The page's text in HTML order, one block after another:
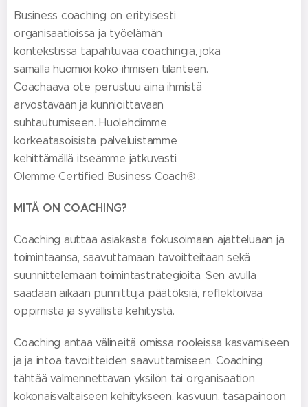
Business coaching on erityisesti
organisaatioissa ja työelämän
kontekstissa tapahtuvaa coachingia, joka
samalla huomioi koko ihmisen tilanteen.
Coachaava ote perustuu aina ihmistä
arvostavaan ja kunnioittavaan
suhtautumiseen. Huolehdimme
korkeatasoisista palveluistamme
kehittämällä itseämme jatkuvasti.
Olemme Certified Business Coach® .
MITÄ ON COACHING?
Coaching auttaa asiakasta fokusoimaan ajatteluaan ja
toimintaansa, saavuttamaan tavoitteitaan sekä
suunnittelemaan toimintastrategioita. Sen avulla
saadaan aikaan punnittuja päätöksiä, reflektoivaa
oppimista ja syvällistä kehitystä.
Coaching antaa välineitä omissa rooleissa kasvamiseen
ja ja intoa tavoitteiden saavuttamiseen. Coaching
tähtää valmennettavan yksilön tai organisaation
kokonaisvaltaiseen kehitykseen, kasvuun, tasapainoon